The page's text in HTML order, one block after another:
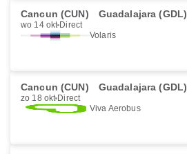
Cancun (CUN) Guadalajara (GDL)
wo 14 okt Direct
Volaris
Cancun (CUN) Guadalajara (GDL)
zo 18 okt Direct
Viva Aerobus